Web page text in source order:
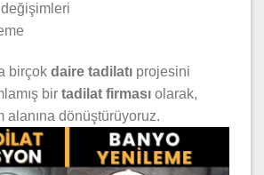
birçok daire tadilatı projesini
bir tadilat firması olarak,
alanına dönüştürüyoruz.